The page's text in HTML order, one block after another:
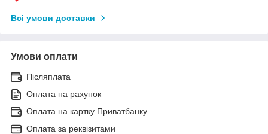
Всі умови доставки
Умови оплати
Післяплата
Оплата на рахунок
Оплата на картку Приватбанку
Оплата за реквізитами